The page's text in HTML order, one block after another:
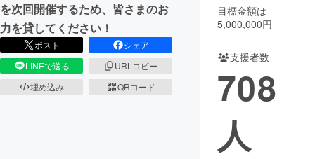
CAMPFIRE for Social Good
CAMPFIRE Creation
CAMPFIREふるさと納税
コミュニティ
を次回開催するため、皆さまのお
力を貸してください！
ポスト
シェア
LINEで送る
URLコピー
埋め込み
QRコード
目標金額は
5,000,000円
支援者数
708
人